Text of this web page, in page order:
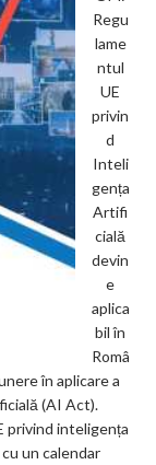
Regu
lame
ntul
UE
privin
d
Inteli
gența
Artifi
cială
devin
e
aplica
bil în
Româ
în aplicare a
(AI Act).
privind inteligența
un calendar